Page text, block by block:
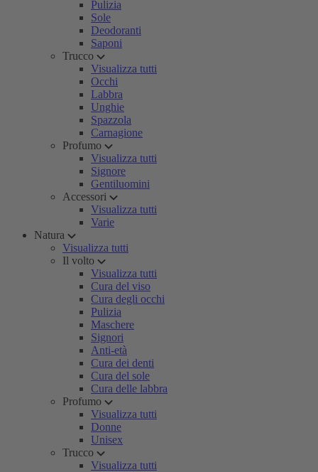
Pulizia
Sole
Deodoranti
Saponi
Trucco
Visualizza tutti
Occhi
Labbra
Unghie
Spazzola
Carnagione
Profumo
Visualizza tutti
Signore
Gentiluomini
Accessori
Visualizza tutti
Varie
Natura
Visualizza tutti
Il volto
Visualizza tutti
Cura del viso
Cura degli occhi
Pulizia
Maschere
Signori
Anti-età
Cura dei denti
Cura del sole
Cura delle labbra
Profumo
Visualizza tutti
Donne
Unisex
Trucco
Visualizza tutti